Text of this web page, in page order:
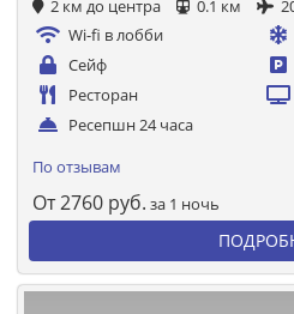
2 км до центра 0.1 км
Wi-fi в лобби
Сейф
Ресторан
Ресепшн 24 часа
По отзывам
От2760 руб. за 1 ночь